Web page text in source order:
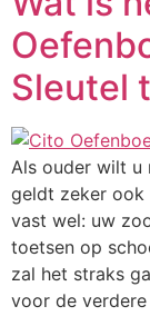
Sleutel
Als ouder wilt u
geldt zeker ook
vast wel: uw
toetsen op
zal het straks
voor de